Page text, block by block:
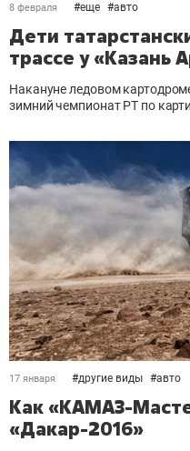
8 февраля #еще #авто
Дети
трассе у «Казань
Накануне ледовом
зимний чемпионат РТ по
17 января #другие виды #авто
Как «КАМАЗ-
«Дакар-2016»